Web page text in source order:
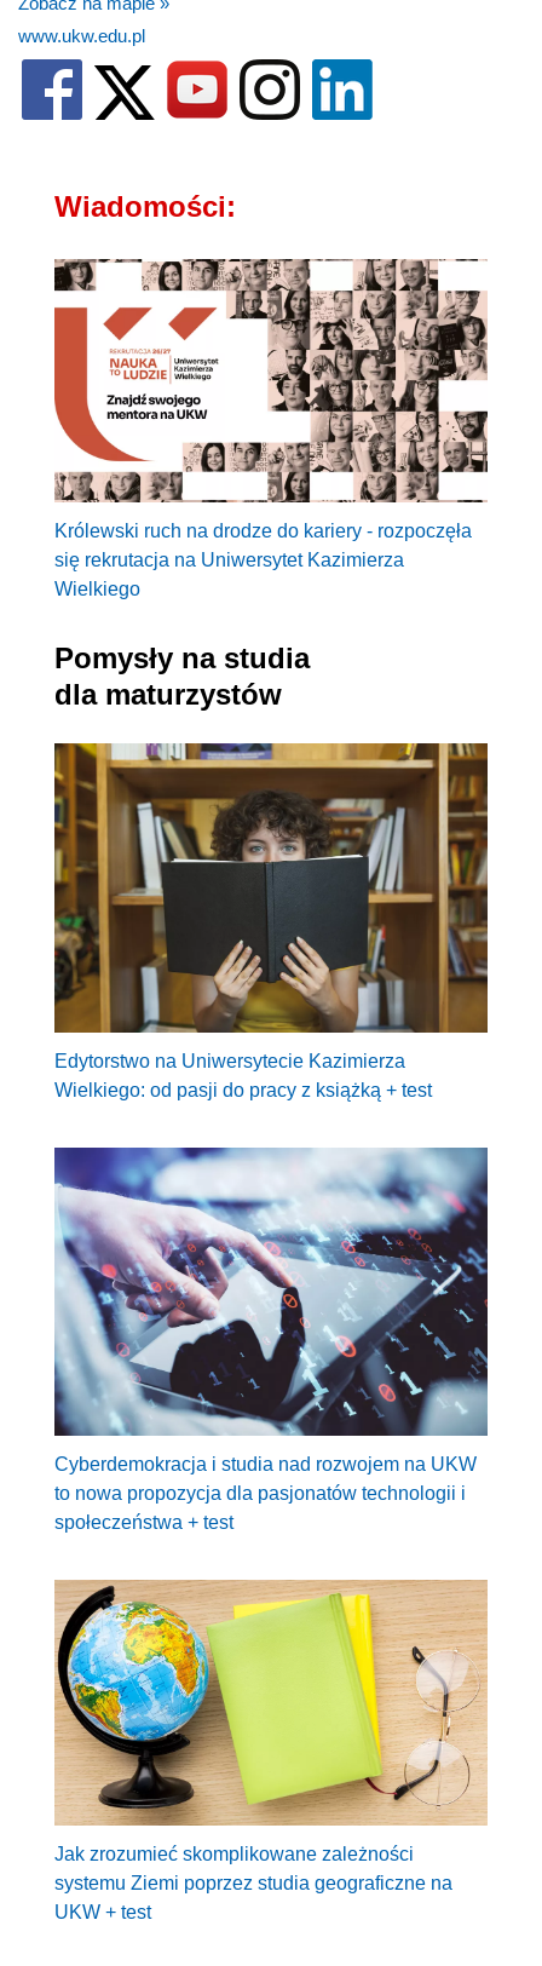
www.ukw.edu.pl
Wiadomości:
Królewski ruch na drodze do kariery - rozpoczęła
się rekrutacja na Uniwersytet Kazimierza
Wielkiego
Pomysły na studia
dla maturzystów
Edytorstwo na Uniwersytecie Kazimierza
Wielkiego: od pasji do pracy z książką + test
Cyberdemokracja i studia nad rozwojem na UKW
to nowa propozycja dla pasjonatów technologii i
społeczeństwa + test
Jak zrozumieć skomplikowane zależności
systemu Ziemi poprzez studia geograficzne na
UKW + test